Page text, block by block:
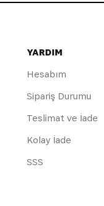
YARDIM
Hesabım
Sipariş Durumu
Teslimat ve İade
Kolay İade
SSS